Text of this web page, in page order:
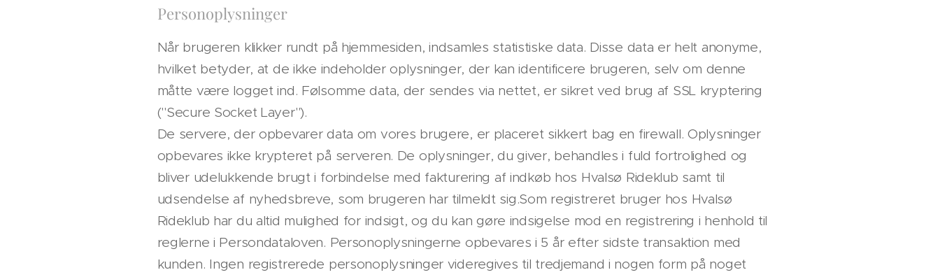
Personoplysninger
Når brugeren klikker rundt på hjemmesiden, indsamles statistiske data. Disse data er helt anonyme,
hvilket betyder, at de ikke indeholder oplysninger, der kan identificere brugeren, selv om denne
måtte være logget ind. Følsomme data, der sendes via nettet, er sikret ved brug af SSL kryptering
("Secure Socket Layer").
De servere, der opbevarer data om vores brugere, er placeret sikkert bag en firewall. Oplysninger
opbevares ikke krypteret på serveren. De oplysninger, du giver, behandles i fuld fortrolighed og
bliver udelukkende brugt i forbindelse med fakturering af indkøb hos Hvalsø Rideklub samt til
udsendelse af nyhedsbreve, som brugeren har tilmeldt sig.Som registreret bruger hos Hvalsø
Rideklub har du altid mulighed for indsigt, og du kan gøre indsigelse mod en registrering i henhold til
reglerne i Persondataloven. Personoplysningerne opbevares i 5 år efter sidste transaktion med
kunden. Ingen registrerede personoplysninger videregives til tredjemand i nogen form på noget